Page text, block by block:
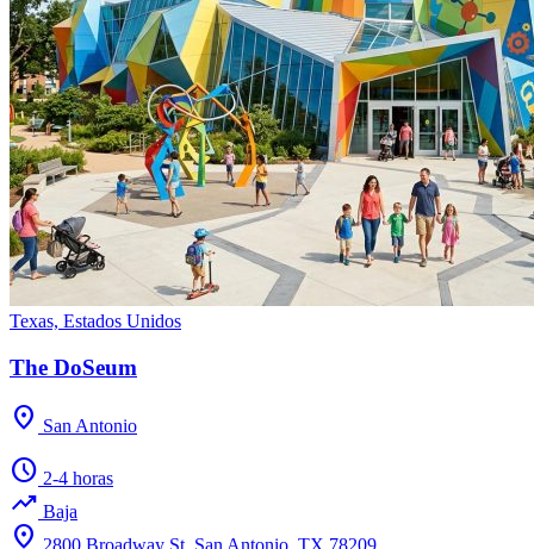
Texas, Estados Unidos
The DoSeum
location_on San Antonio
schedule 2-4 horas
trending_up Baja
location_on 2800 Broadway St, San Antonio, TX 78209